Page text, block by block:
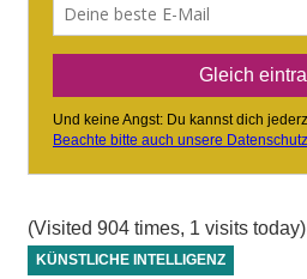
(Visited 904 times, 1 visits today)
KÜNSTLICHE INTELLIGENZ